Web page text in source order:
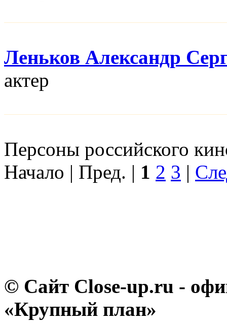
Леньков Александр
актер
Персоны российского
Начало | Пред. | 1 2 3 |
© Сайт Close-up.ru -
«Крупный план»